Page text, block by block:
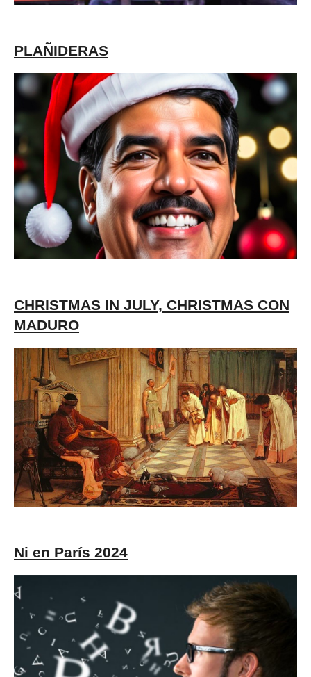
PLAÑIDERAS
CHRISTMAS IN JULY, CHRISTMAS CON
MADURO
Ni en París 2024